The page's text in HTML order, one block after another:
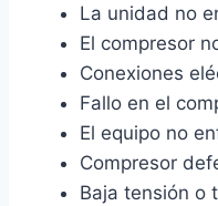
La unidad no
El compresor
Conexiones
Fallo en el
El equipo no
Compresor
Baja tensión o